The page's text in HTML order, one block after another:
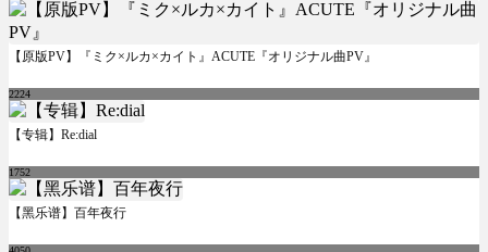
【原版PV】『ミク×ルカ×カイト』ACUTE『オリジナル曲PV』
2224
【专辑】Re:dial
1752
【黑乐谱】百年夜行